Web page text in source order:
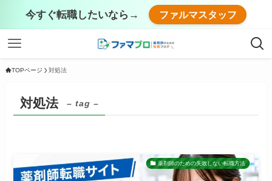
今すぐ転職したいなら→ ファルマスタッフ
TOPページ 対処法
対処法 – tag –
薬剤師のための失敗しない転職方法